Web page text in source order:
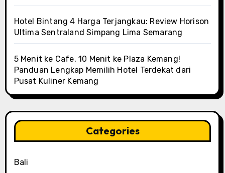
Hotel Bintang 4 Harga Terjangkau: Review Horison
Ultima Sentraland Simpang Lima Semarang
5 Menit ke Cafe, 10 Menit ke Plaza Kemang!
Panduan Lengkap Memilih Hotel Terdekat dari
Pusat Kuliner Kemang
Categories
Bali